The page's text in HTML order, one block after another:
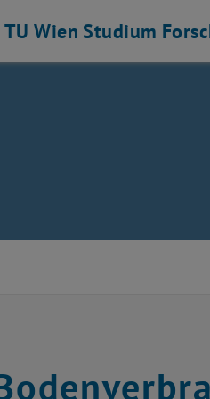
TU Wien Studium